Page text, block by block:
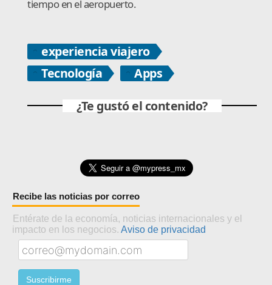
tiempo en el aeropuerto.
experiencia viajero
Tecnología
Apps
¿Te gustó el contenido?
Recibe las noticias por correo
Entérate de la economía, noticias internacionales y el
impacto en los negocios. Aviso de privacidad